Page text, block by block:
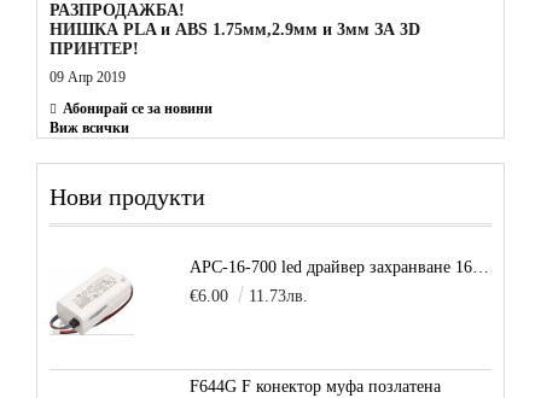
РАЗПРОДАЖБА!
НИШКА PLA и ABS 1.75мм,2.9мм и 3мм ЗА 3D
ПРИНТЕР!
09 Апр 2019
Абонирай се за новини
Виж всички
Нови продукти
APC-16-700 led драйвер захранване 16.8W 700mA
€6.00
11.73лв.
F644G F конектор муфа позлатена